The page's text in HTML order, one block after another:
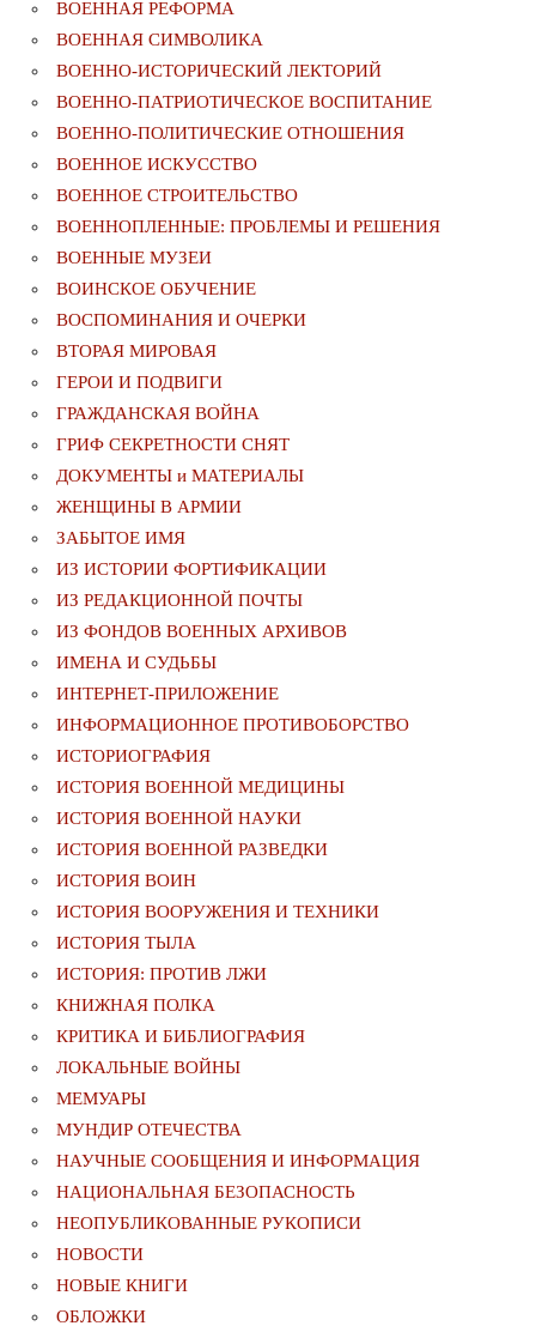
ВОЕННАЯ РЕФОРМА
ВОЕННАЯ СИМВОЛИКА
ВОЕННО-ИСТОРИЧЕСКИЙ ЛЕКТОРИЙ
ВОЕННО-ПАТРИОТИЧЕСКОЕ ВОСПИТАНИЕ
ВОЕННО-ПОЛИТИЧЕСКИE ОТНОШЕНИЯ
ВОЕННОЕ ИСКУССТВО
ВОЕННОЕ СТРОИТЕЛЬСТВО
ВОЕННОПЛЕННЫЕ: ПРОБЛЕМЫ И РЕШЕНИЯ
ВОЕННЫЕ МУЗЕИ
ВОИНСКОЕ ОБУЧЕНИЕ
ВОСПОМИНАНИЯ И ОЧЕРКИ
ВТОРАЯ МИРОВАЯ
ГЕРОИ И ПОДВИГИ
ГРАЖДАНСКАЯ ВОЙНА
ГРИФ СЕКРЕТНОСТИ СНЯТ
ДОКУМЕНТЫ и МАТЕРИАЛЫ
ЖЕНЩИНЫ В АРМИИ
ЗАБЫТОЕ ИМЯ
ИЗ ИСТОРИИ ФОРТИФИКАЦИИ
ИЗ РЕДАКЦИОННОЙ ПОЧТЫ
ИЗ ФОНДОВ ВОЕННЫХ АРХИВОВ
ИМЕНА И СУДЬБЫ
ИНТЕРНЕТ-ПРИЛОЖЕНИЕ
ИНФОРМАЦИОННОЕ ПРОТИВОБОРСТВО
ИСТОРИОГРАФИЯ
ИСТОРИЯ ВОЕННОЙ МЕДИЦИНЫ
ИСТОРИЯ ВОЕННОЙ НАУКИ
ИСТОРИЯ ВОЕННОЙ РАЗВЕДКИ
ИСТОРИЯ ВОИН
ИСТОРИЯ ВООРУЖЕНИЯ И ТЕХНИКИ
ИСТОРИЯ ТЫЛА
ИСТОРИЯ: ПРОТИВ ЛЖИ
КНИЖНАЯ ПОЛКА
КРИТИКА И БИБЛИОГРАФИЯ
ЛОКАЛЬНЫЕ ВОЙНЫ
МЕМУАРЫ
МУНДИР ОТЕЧЕСТВА
НАУЧНЫЕ СООБЩЕНИЯ И ИНФОРМАЦИЯ
НАЦИОНАЛЬНАЯ БЕЗОПАСНОСТЬ
НЕОПУБЛИКОВАННЫЕ РУКОПИСИ
НОВОСТИ
НОВЫЕ КНИГИ
ОБЛОЖКИ